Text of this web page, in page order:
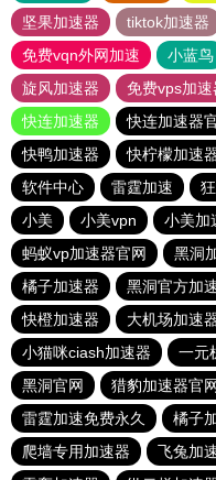
坚果加速器
tiktok加速器
免费vqn外网加速
小蓝鸟
旋风加速器
免费vps加
快连加速器
快连加速器
快鸭加速器
快柠檬加速
软件中心
雷霆加速
小美
小美vpn 小美加
蚂蚁vp加速器官网
黑洞
橘子加速器
黑洞官方加
快橙加速器
大机场加速
小猫咪ciash加速器
一元
黑洞官网
猎豹加速器官
雷霆加速免费永久
橘子
爬墙专用加速器
飞兔加